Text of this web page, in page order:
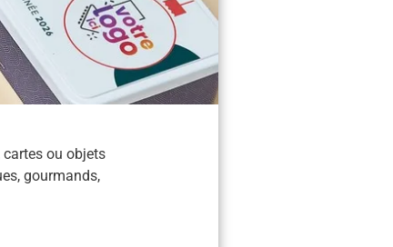
ou objets
gourmands,